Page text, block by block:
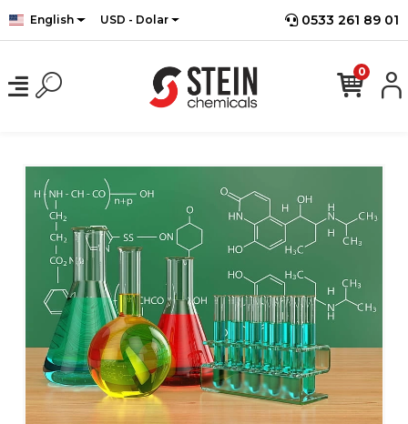
English USD - Dolar 0533 261 89 01
0